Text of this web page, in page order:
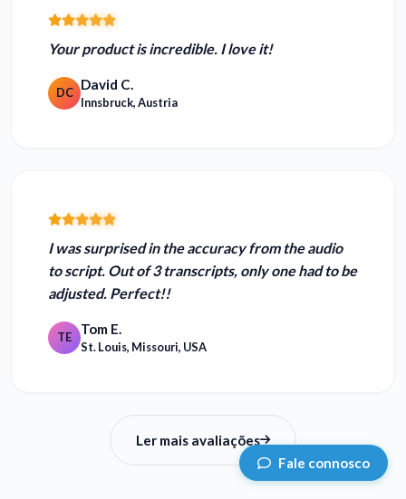
Your product isincredible. I love it!
DC David C.
Innsbruck, Austria
I was surprised in theaccuracyfrom the audio
to script. Out of 3 transcripts, only one had to be
adjusted. Perfect!!
TE Tom E.
St. Louis, Missouri, USA
Ler mais avaliações
Fale connosco